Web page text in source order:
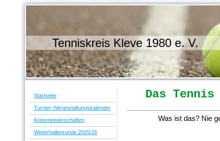
Tenniskreis Kleve 1980 e. V.
Startseite
Turnier-/Veranstaltungskalender
Kreismeisterschaften
Winterhallenrunde 2025/26
Das
Was ist das? Nie